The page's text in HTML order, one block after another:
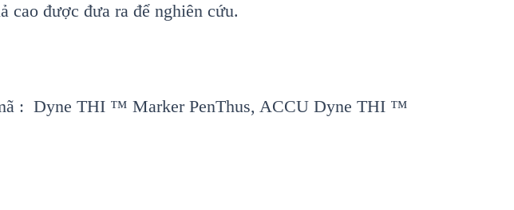
cao được đưa ra để nghiên cứu.
: Dyne THI ™ Marker PenThus, ACCU Dyne THI ™